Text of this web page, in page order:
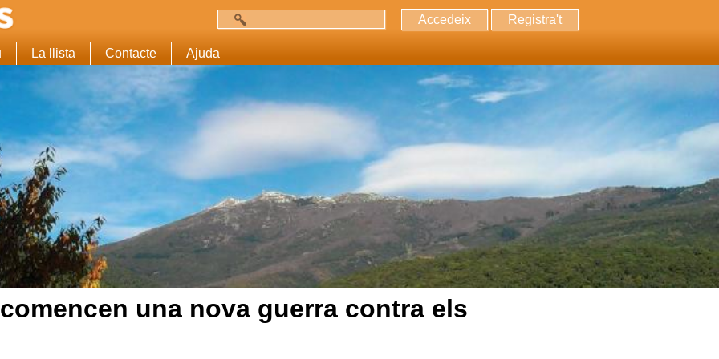
Accedeix Registra't
La llista Contacte Ajuda
una nova guerra contra els